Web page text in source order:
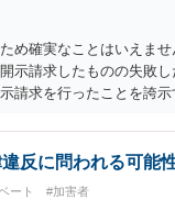
め確実なことはいえま
示請求したものの失敗
請求を行ったことを誇
反に問われる可能
ート #加害者